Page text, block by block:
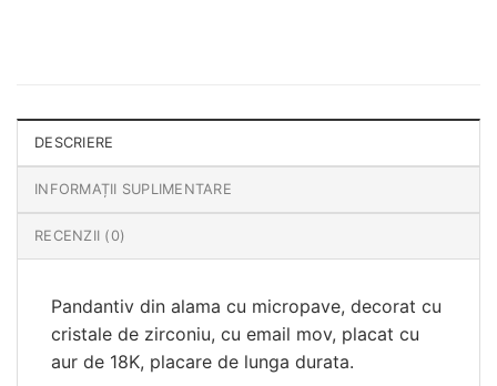
DESCRIERE
INFORMAȚII SUPLIMENTARE
RECENZII (0)
Pandantiv din alama cu micropave, decorat cu
cristale de zirconiu, cu email mov, placat cu
aur de 18K, placare de lunga durata.